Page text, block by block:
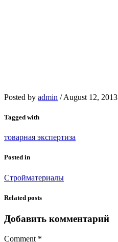
Posted by admin / August 12, 2013
Tagged with
товарная экспертиза
Posted in
Стройматериалы
Related posts
Добавить комментарий
Comment *